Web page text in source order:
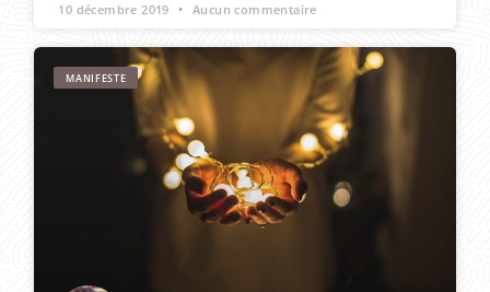
10 décembre 2019 Aucun commentaire
MANIFESTE